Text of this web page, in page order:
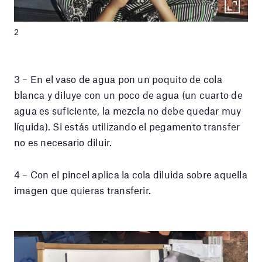
2
3 – En el vaso de agua pon un poquito de cola
blanca y diluye con un poco de agua (un cuarto de
agua es suficiente, la mezcla no debe quedar muy
líquida). Si estás utilizando el pegamento transfer
no es necesario diluir.
4 – Con el pincel aplica la cola diluida sobre aquella
imagen que quieras transferir.